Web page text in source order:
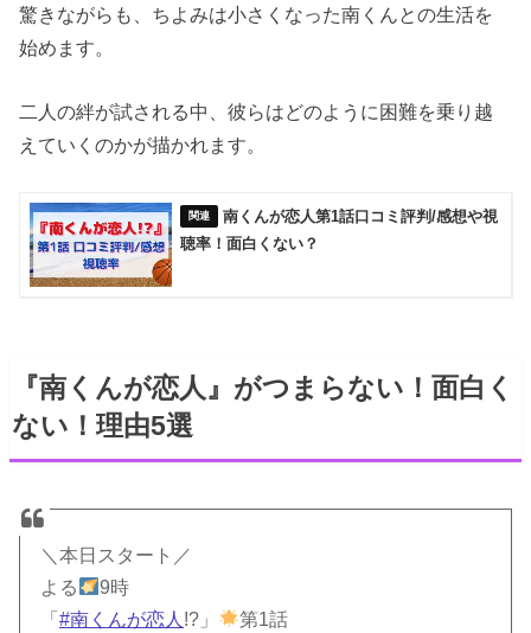
驚きながらも、ちよみは小さくなった南くんとの生活を
始めます。
二人の絆が試される中、彼らはどのように困難を乗り越
えていくのかが描かれます。
南くんが恋人第1話口コミ評判/感想や視
聴率！面白くない？
『南くんが恋人』がつまらない！面白く
ない！理由5選
＼本日スタート／
よる
9時
「#南くんが恋人 !?」 第1話